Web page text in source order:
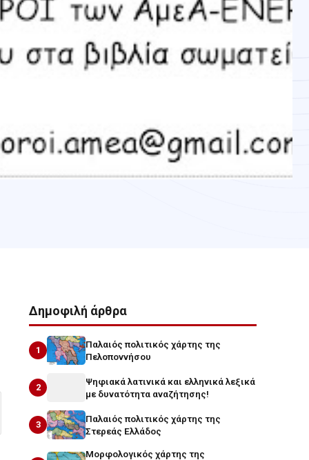
Δημοφιλή άρθρα
1
Παλαιός πολιτικός χάρτης της
Πελοποννήσου
2
Ψηφιακά λατινικά και ελληνικά λεξικά
με δυνατότητα αναζήτησης!
3
Παλαιός πολιτικός χάρτης της
Στερεάς Ελλάδος
Μορφολογικός χάρτης της